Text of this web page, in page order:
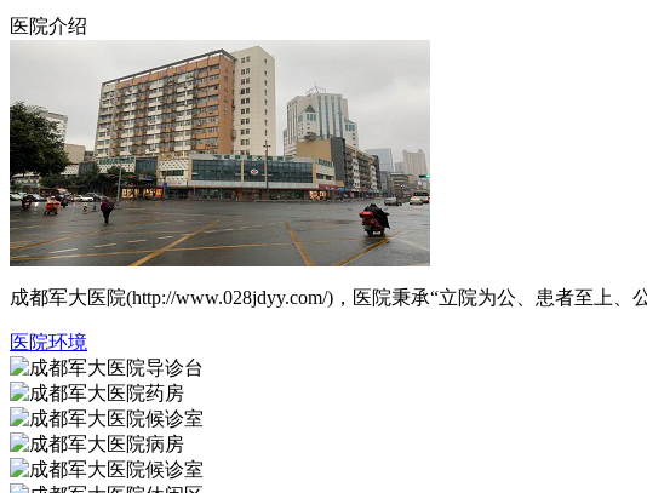
医院介绍
成都军大医院(http://www.028jdyy.com/)，医院秉承“立院为公、患者至上
医院环境